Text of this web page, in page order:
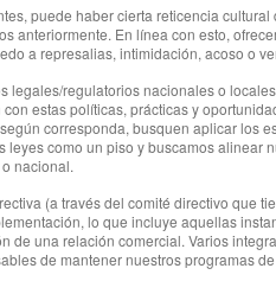
puede haber cierta reticencia
anteriormente. En línea con esto,
a represalias, intimidación, acoso o
legales/regulatorios nacionales o
estas políticas, prácticas y
corresponda, busquen aplicar
como un piso y buscamos
nacional.
(a través del comité directivo que
lo que incluye aquellas
una relación comercial. Varios
de mantener nuestros programas